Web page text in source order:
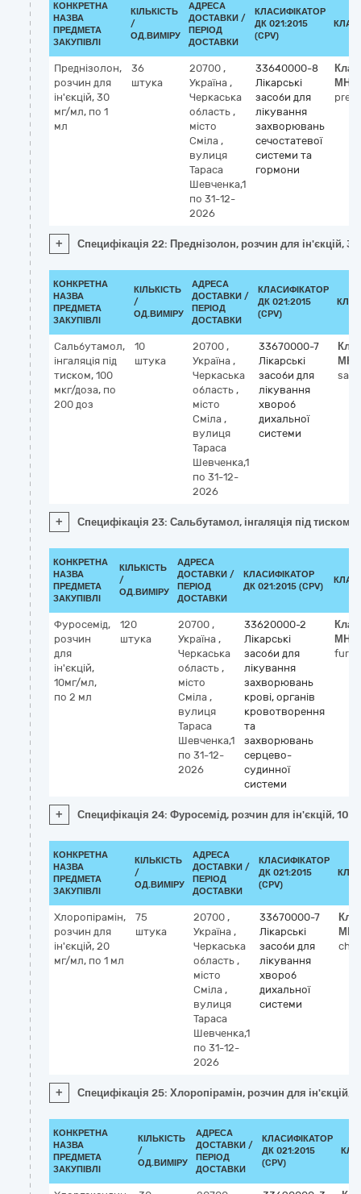
КОНКРЕТНА
НАЗВА
ПРЕДМЕТА
ЗАКУПІВЛІ
КІЛЬКІСТЬ
/
ОД.ВИМІРУ
АДРЕСА
ДОСТАВКИ /
ПЕРІОД
ДОСТАВКИ
КЛАСИФІКАТОР
ДК 021:2015
(CPV)
Преднізолон,
розчин для
ін'єкцій, 30
мг/мл, по 1
мл
36
штука
20700 ,
Україна ,
Черкаська
область ,
місто
Сміла ,
вулиця
Тараса
Шевченка,1
по 31-12-
2026
33640000-8
Лікарські
засоби для
лікування
захворювань
сечостатевої
системи та
гормони
МНН
+ Специфікація 22: Преднізолон, розчин для ін'єкцій,
КОНКРЕТНА
НАЗВА
ПРЕДМЕТА
ЗАКУПІВЛІ
КІЛЬКІСТЬ
/
ОД.ВИМІРУ
АДРЕСА
ДОСТАВКИ /
ПЕРІОД
ДОСТАВКИ
КЛАСИФІКАТОР
ДК 021:2015
(CPV)
Сальбутамол,
інгаляція під
тиском, 100
мкг/доза, по
200 доз
10
штука
20700 ,
Україна ,
Черкаська
область ,
місто
Сміла ,
вулиця
Тараса
Шевченка,1
по 31-12-
2026
33670000-7
Лікарські
засоби для
лікування
хвороб
дихальної
системи
МНН
+ Специфікація 23: Сальбутамол, інгаляція під
КОНКРЕТНА
НАЗВА
ПРЕДМЕТА
ЗАКУПІВЛІ
КІЛЬКІСТЬ
/
ОД.ВИМІРУ
АДРЕСА
ДОСТАВКИ /
ПЕРІОД
ДОСТАВКИ
КЛАСИФІКАТОР
ДК 021:2015 (CPV)
Фуросемід,
розчин
для
ін'єкцій,
10мг/мл,
по 2 мл
120
штука
20700 ,
Україна ,
Черкаська
область ,
місто
Сміла ,
вулиця
Тараса
Шевченка,1
по 31-12-
2026
33620000-2
Лікарські
засоби для
лікування
захворювань
крові, органів
кровотворення
та
захворювань
серцево-
судинної
системи
МНН
+ Специфікація 24: Фуросемід, розчин для ін'єкцій,
КОНКРЕТНА
НАЗВА
ПРЕДМЕТА
ЗАКУПІВЛІ
КІЛЬКІСТЬ
/
ОД.ВИМІРУ
АДРЕСА
ДОСТАВКИ /
ПЕРІОД
ДОСТАВКИ
КЛАСИФІКАТОР
ДК 021:2015
(CPV)
Хлоропірамін,
розчин для
ін'єкцій, 20
мг/мл, по 1 мл
75
штука
20700 ,
Україна ,
Черкаська
область ,
місто
Сміла ,
вулиця
Тараса
Шевченка,1
по 31-12-
2026
33670000-7
Лікарські
засоби для
лікування
хвороб
дихальної
системи
МНН
+ Специфікація 25: Хлоропірамін, розчин для ін'єкцій,
КОНКРЕТНА
НАЗВА
ПРЕДМЕТА
ЗАКУПІВЛІ
КІЛЬКІСТЬ
/
ОД.ВИМІРУ
АДРЕСА
ДОСТАВКИ /
ПЕРІОД
ДОСТАВКИ
КЛАСИФІКАТОР
ДК 021:2015
(CPV)